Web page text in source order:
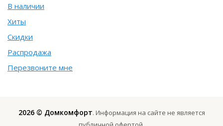
В наличии
Хиты
Скидки
Распродажа
Перезвоните мне
2026 © Домкомфорт. Информация на сайте не является